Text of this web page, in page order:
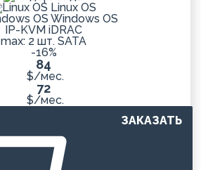
Linux OS
Windows OS
IP-KVM iDRAC
max: 2 шт. SATA
-16%
84
$/мес.
72
$/мес.
ЗАКАЗАТЬ